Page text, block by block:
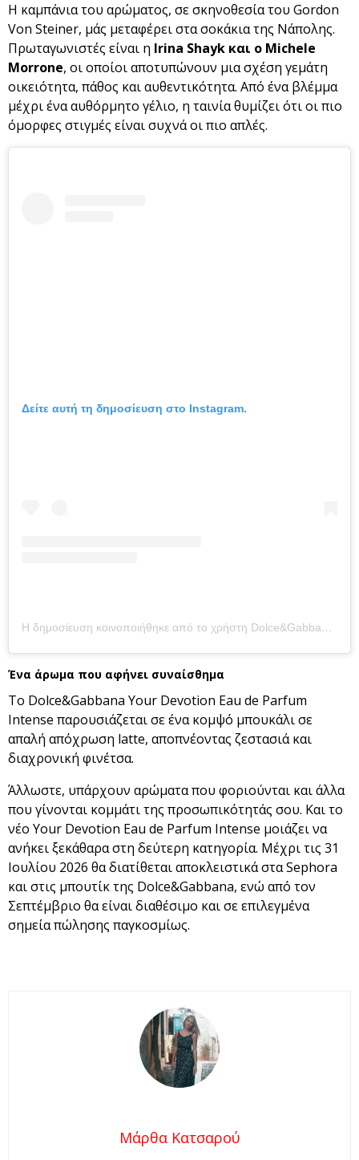
Η καμπάνια του αρώματος, σε σκηνοθεσία του Gordon
Von Steiner, μάς μεταφέρει στα σοκάκια της Νάπολης.
Πρωταγωνιστές είναι η Irina Shayk και ο Michele
Morrone, οι οποίοι αποτυπώνουν μια σχέση γεμάτη
οικειότητα, πάθος και αυθεντικότητα. Από ένα βλέμμα
μέχρι ένα αυθόρμητο γέλιο, η ταινία θυμίζει ότι οι πιο
όμορφες στιγμές είναι συχνά οι πιο απλές.
Δείτε αυτή τη δημοσίευση στο Instagram.
Η δημοσίευση κοινοποιήθηκε από το χρήστη Dolce&Gabbana Beauty (@dolcegabbana_beauty)
Ένα άρωμα που αφήνει συναίσθημα
Το Dolce&Gabbana Your Devotion Eau de Parfum
Intense παρουσιάζεται σε ένα κομψό μπουκάλι σε
απαλή απόχρωση latte, αποπνέοντας ζεστασιά και
διαχρονική φινέτσα.
Άλλωστε, υπάρχουν αρώματα που φοριούνται και άλλα
που γίνονται κομμάτι της προσωπικότητάς σου. Και το
νέο Your Devotion Eau de Parfum Intense μοιάζει να
ανήκει ξεκάθαρα στη δεύτερη κατηγορία. Μέχρι τις 31
Ιουλίου 2026 θα διατίθεται αποκλειστικά στα Sephora
και στις μπουτίκ της Dolce&Gabbana, ενώ από τον
Σεπτέμβριο θα είναι διαθέσιμο και σε επιλεγμένα
σημεία πώλησης παγκοσμίως.
Μάρθα Κατσαρού